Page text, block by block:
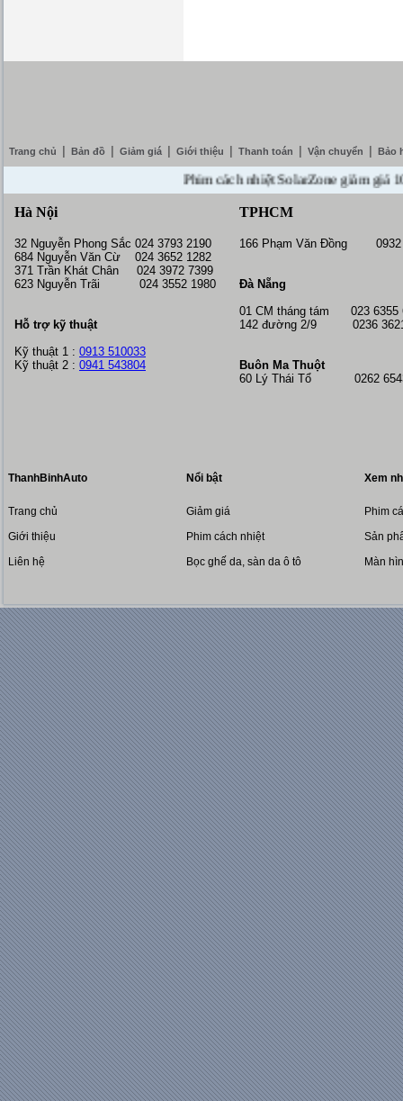
Trang chủ Bản đồ Giảm giá Giới thiệu Thanh toán Vận chuyển Bảo
Phim cách nhiệt SolarZone giảm giá
Hà Nội
32 Nguyễn Phong Sắc 024 3793 2190
684 Nguyễn Văn Cừ 024 3652 1282
371 Trần Khát Chân 024 3972 7399
623 Nguyễn Trãi 024 3552 1980
Hỗ trợ kỹ thuật
Kỹ thuật 1 : 0913 510033
Kỹ thuật 2 : 0941 543804
TPHCM
166 Phạm Văn Đồng 0932
Đà Nẵng
01 CM tháng tám 023 6355
142 đường 2/9 0236
Buôn Ma Thuột
60 Lý Thái Tổ 0262
ThanhBinhAuto
Trang chủ
Giới thiệu
Liên hệ
Nổi bật
Giảm giá
Phim cách nhiệt
Bọc ghế da, sàn da ô tô
Xem
Phim
Sản
Màn